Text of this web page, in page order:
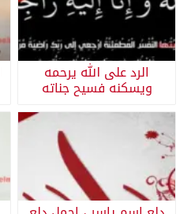
الرد على الله يرحمه
ويسكنه فسيح جناته